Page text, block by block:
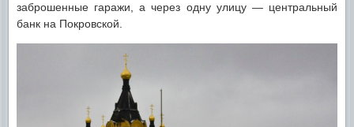
заброшенные гаражи, а через одну улицу — центральный
банк на Покровской.